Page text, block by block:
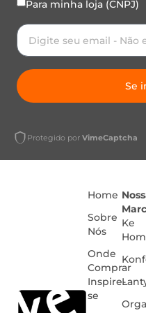
Para minha loja (CNPJ)
Se
Protegido por VimeCaptcha
Home
Sobre
Nós
Onde
Comprar
Inspire-
se
Ke